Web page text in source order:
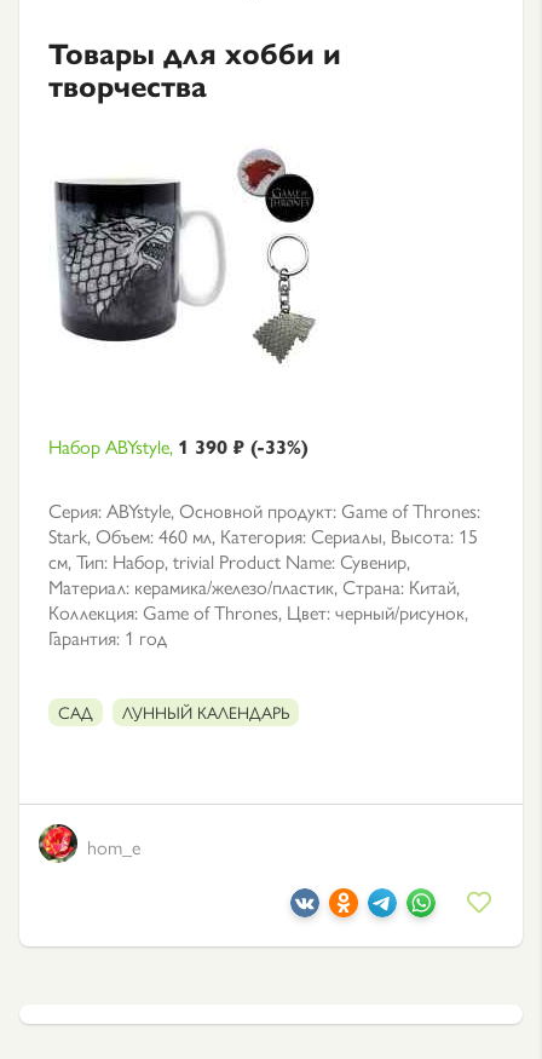
Товары для хобби и
творчества
Набор ABYstyle, 1 390 ₽ (-33%)
Серия: ABYstyle, Основной продукт: Game of Thrones:
Stark, Объем: 460 мл, Категория: Сериалы, Высота: 15
см, Тип: Набор, trivial Product Name: Сувенир,
Материал: керамика/железо/пластик, Страна: Китай,
Коллекция: Game of Thrones, Цвет: черный/рисунок,
Гарантия: 1 год
САД ЛУННЫЙ КАЛЕНДАРЬ
hom_e